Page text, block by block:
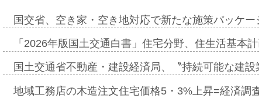
国交省、空き家・空き地対応で新たな施策パッケ
「2026年版国土交通白書」住宅分野、住生活基本
国土交通省不動産・建設経済局、〝持続可能な建
地域工務店の木造注文住宅価格5・3%上昇=経済調